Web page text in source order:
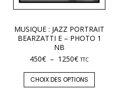
MUSIQUE : JAZZ PORTRAIT
BEARZATTI E – PHOTO 1
NB
450€ – 1250€ TTC
CHOIX DES OPTIONS